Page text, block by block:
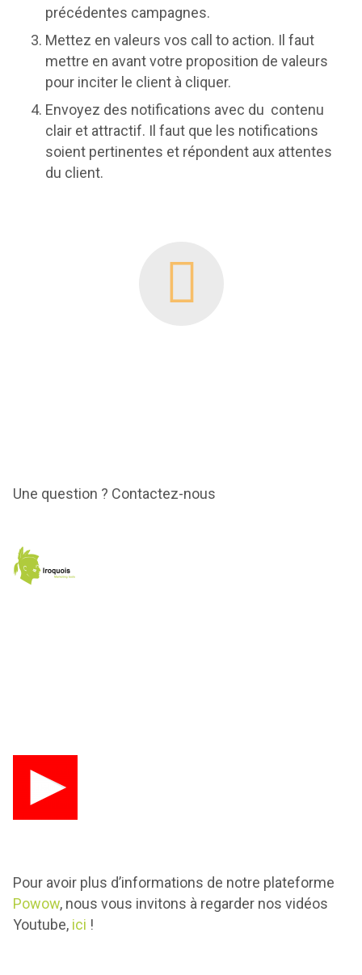
précédentes campagnes.
Mettez en valeurs vos call to action. Il faut
mettre en avant votre proposition de valeurs
pour inciter le client à cliquer.
Envoyez des notifications avec du contenu
clair et attractif. Il faut que les notifications
soient pertinentes et répondent aux attentes
du client.
Une question ? Contactez-nous
Pour avoir plus d’informations de notre plateforme
Powow, nous vous invitons à regarder nos vidéos
Youtube, ici !